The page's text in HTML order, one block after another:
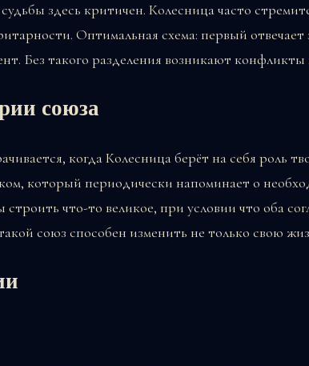
здесь критичен. Колесница часто
Оптимальная схема: первый
Без такого разделения возникают конфликты
союза
когда Колесница берёт на себя роль
который периодически напоминает о
строить что-то великое, при условии что оба
союз способен изменить не только свою